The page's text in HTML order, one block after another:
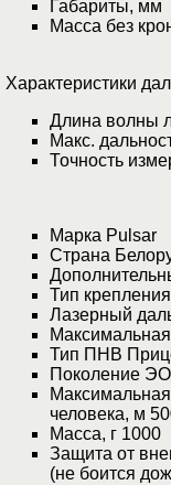
Габариты,
Масса без
Характеристики
Длина
Макс.
Точность
Марка Pulsar
Страна
Тип
Лазерный
Тип ПНВ
Поколение
человека, м
Масса, г 1000
Защита от
(не боится